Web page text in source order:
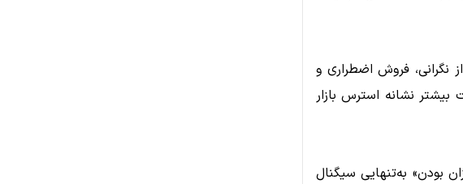
نگرانی، فروش اضطراری و
بیشتر نشانه استرس بازار
بودن» به‌تنهایی سیگنال